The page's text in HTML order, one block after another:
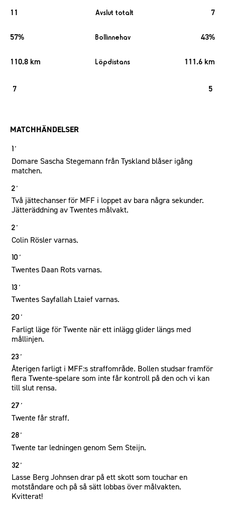
Avslut totalt
11 7
Bollinnehav
57% 43%
Löpdistans
110.8 km 111.6 km
7 5
MATCHHÄNDELSER
1´
Domare Sascha Stegemann från Tyskland blåser igång
matchen.
2´
Två jättechanser för MFF i loppet av bara några sekunder.
Jätteräddning av Twentes målvakt.
2´
Colin Rösler varnas.
10´
Twentes Daan Rots varnas.
13´
Twentes Sayfallah Ltaief varnas.
20´
Farligt läge för Twente när ett inlägg glider längs med
mållinjen.
23´
Återigen farligt i MFF:s straffområde. Bollen studsar framför
flera Twente-spelare som inte får kontroll på den och vi kan
till slut rensa.
27´
Twente får straff.
28´
Twente tar ledningen genom Sem Steijn.
32´
Lasse Berg Johnsen drar på ett skott som touchar en
motståndare och på så sätt lobbas över målvakten.
Kvitterat!